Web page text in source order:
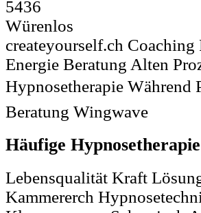
5436
Würenlos
createyourself.ch
Energie Beratung Alten
Hypnosetherapie Während
Beratung Wingwave
Häufige
Lebensqualität Kraft
Kammererch